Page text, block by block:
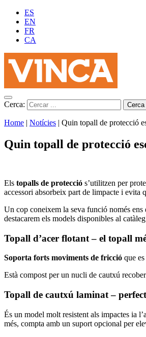
ES
EN
FR
CA
Cerca:
Home | Notícies | Quin topall de protecció
Quin topall de protecció
Els topalls de protecció s’utilitzen per
accessori absorbeix part de limpacte i evita
Un cop coneixem la seva funció només
destacarem els models disponibles al
Topall d’acer flotant – el topall
Soporta forts moviments de fricció que
Està compost per un nucli de cautxú
Topall de cautxú laminat –
És un model molt resistent als impactes ia
més, compta amb un suport opcional per